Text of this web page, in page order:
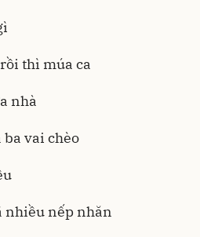
thì múa ca
nhà
vai chèo
nhiều nếp nhăn